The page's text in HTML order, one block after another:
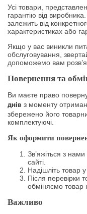
Усі товари,
гарантію від
залежить від
характеристиках або
Якщо у вас виникли
обслуговування,
допоможемо вам
Повернення та
Ви маєте право
днів з моменту
збережено його
комплектуючі.
Як оформити
Зв’яжіться з
сайті.
Надішліть товар
Після перевірки
обміняємо товар
Важливо